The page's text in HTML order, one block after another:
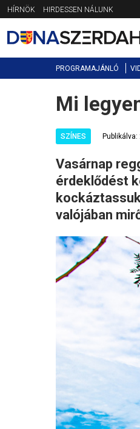
Jump
to
navigation
HÍRNÖK HIRDESSEN NÁLUNK
PROGRAMAJÁNLÓ
Back
to
Mi
SZÍNES
Vasárnap
érdeklődést
valójában